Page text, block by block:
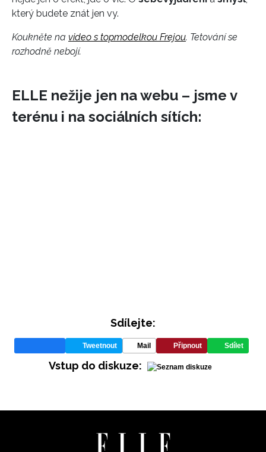
který budete znát jen vy.
Koukněte na video s topmodelkou Frejou. Tetování se
rozhodně nebojí.
ELLE nežije jen na webu – jsme v
terénu i na sociálních sítích:
Sdílejte:
Tweetnout Mail Připnout Sdílet
Vstup do diskuze: